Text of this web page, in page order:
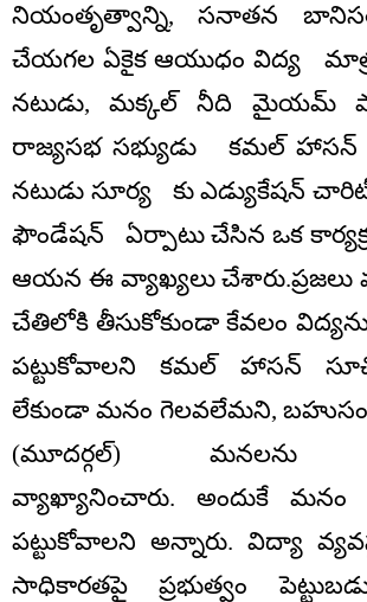
నియంతృత్వాన్ని, సనాతన
చేయగల ఏకైక ఆయుధం విద్య
నటుడు, మక్కల్ నీది మైయమ్‌ పార్టీ
రాజ్యసభ సభ్యుడు కమల్‌ హాసన్
నటుడు సూర్య కు ఎడ్యుకేషన్
ఫౌండేషన్ ఏర్పాటు చేసిన ఒక
ఆయన ఈ వ్యాఖ్యలు
చేతిలోకి తీసుకోకుండా కేవలం
పట్టుకోవాలని కమల్ హాసన్‌
లేకుండా మనం గెలవలేమని,
(మూదర్గల్) మనలను
వ్యాఖ్యానించారు. అందుకే మనం
పట్టుకోవాలని అన్నారు. విద్యా
సాధికారతపై ప్రభుత్వం